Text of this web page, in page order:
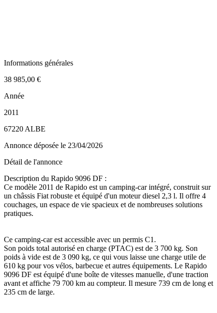
Informations générales
38 985,00 €
Année
2011
67220 ALBE
Annonce déposée le 23/04/2026
Détail de l'annonce
Description du Rapido 9096 DF :
Ce modèle 2011 de Rapido est un camping-car intégré, construit sur
un châssis Fiat robuste et équipé d'un moteur diesel 2,3 l. Il offre 4
couchages, un espace de vie spacieux et de nombreuses solutions
pratiques.
Ce camping-car est accessible avec un permis C1.
Son poids total autorisé en charge (PTAC) est de 3 700 kg. Son
poids à vide est de 3 090 kg, ce qui vous laisse une charge utile de
610 kg pour vos vélos, barbecue et autres équipements. Le Rapido
9096 DF est équipé d'une boîte de vitesses manuelle, d'une traction
avant et affiche 79 700 km au compteur. Il mesure 739 cm de long et
235 cm de large.